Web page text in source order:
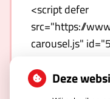
<script defer
src="https://
carousel.js"
Deze